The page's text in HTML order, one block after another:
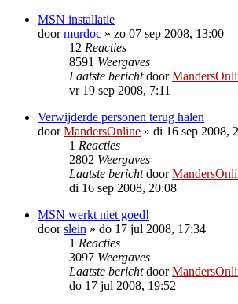
MSN installatie
doormurdoc » zo 07 sep 2008, 13:00
12 Reacties
8591 Weergaves
Laatste berichtdoor
vr 19 sep 2008, 7:11
Verwijderde personen terug halen
doorMandersOnline » di 16 sep 2008,
1 Reacties
2802 Weergaves
Laatste berichtdoor
di 16 sep 2008, 20:08
MSN werkt niet goed!
doorslein » do 17 jul 2008, 17:34
1 Reacties
3097 Weergaves
Laatste berichtdoor
do 17 jul 2008, 19:52